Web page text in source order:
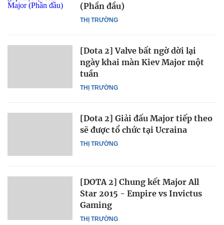
THỊ TRƯỜNG
(Phần đầu)
THỊ TRƯỜNG
[Dota 2] Valve bất ngờ dời lại
ngày khai màn Kiev Major một
tuần
THỊ TRƯỜNG
[Dota 2] Giải đấu Major tiếp theo
sẽ được tổ chức tại Ucraina
THỊ TRƯỜNG
[DOTA 2] Chung kết Major All
Star 2015 - Empire vs Invictus
Gaming